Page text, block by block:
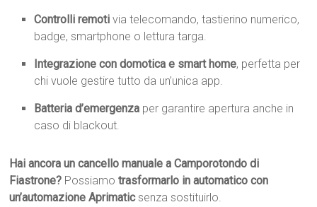
Controlli remoti via telecomando, tastierino numerico,
badge, smartphone o lettura targa.
Integrazione con domotica e smart home, perfetta per
chi vuole gestire tutto da un’unica app.
Batteria d’emergenza per garantire apertura anche in
caso di blackout.
Hai ancora un cancello manuale a Camporotondo di
Fiastrone? Possiamotrasformarlo in automatico con
un’automazione Aprimaticsenza sostituirlo.